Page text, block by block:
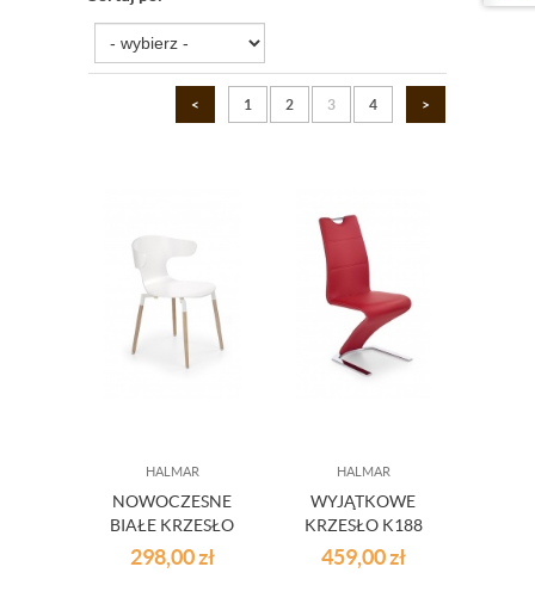
< 1 2 3 4 >
HALMAR
NOWOCZESNE
BIAŁE KRZESŁO
K189
298,00zł
HALMAR
WYJĄTKOWE
KRZESŁO K188
CZERWONE
459,00zł